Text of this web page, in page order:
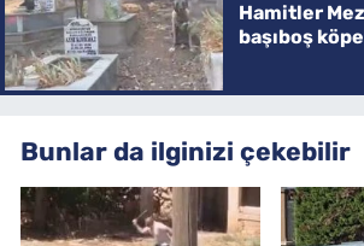
Hamitler
başıboş
Bunlar da ilginizi çekebilir